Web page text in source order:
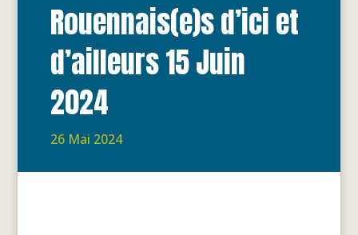
Rouennais(e)s d’ici et
d’ailleurs 15 Juin
2024
26 Mai 2024